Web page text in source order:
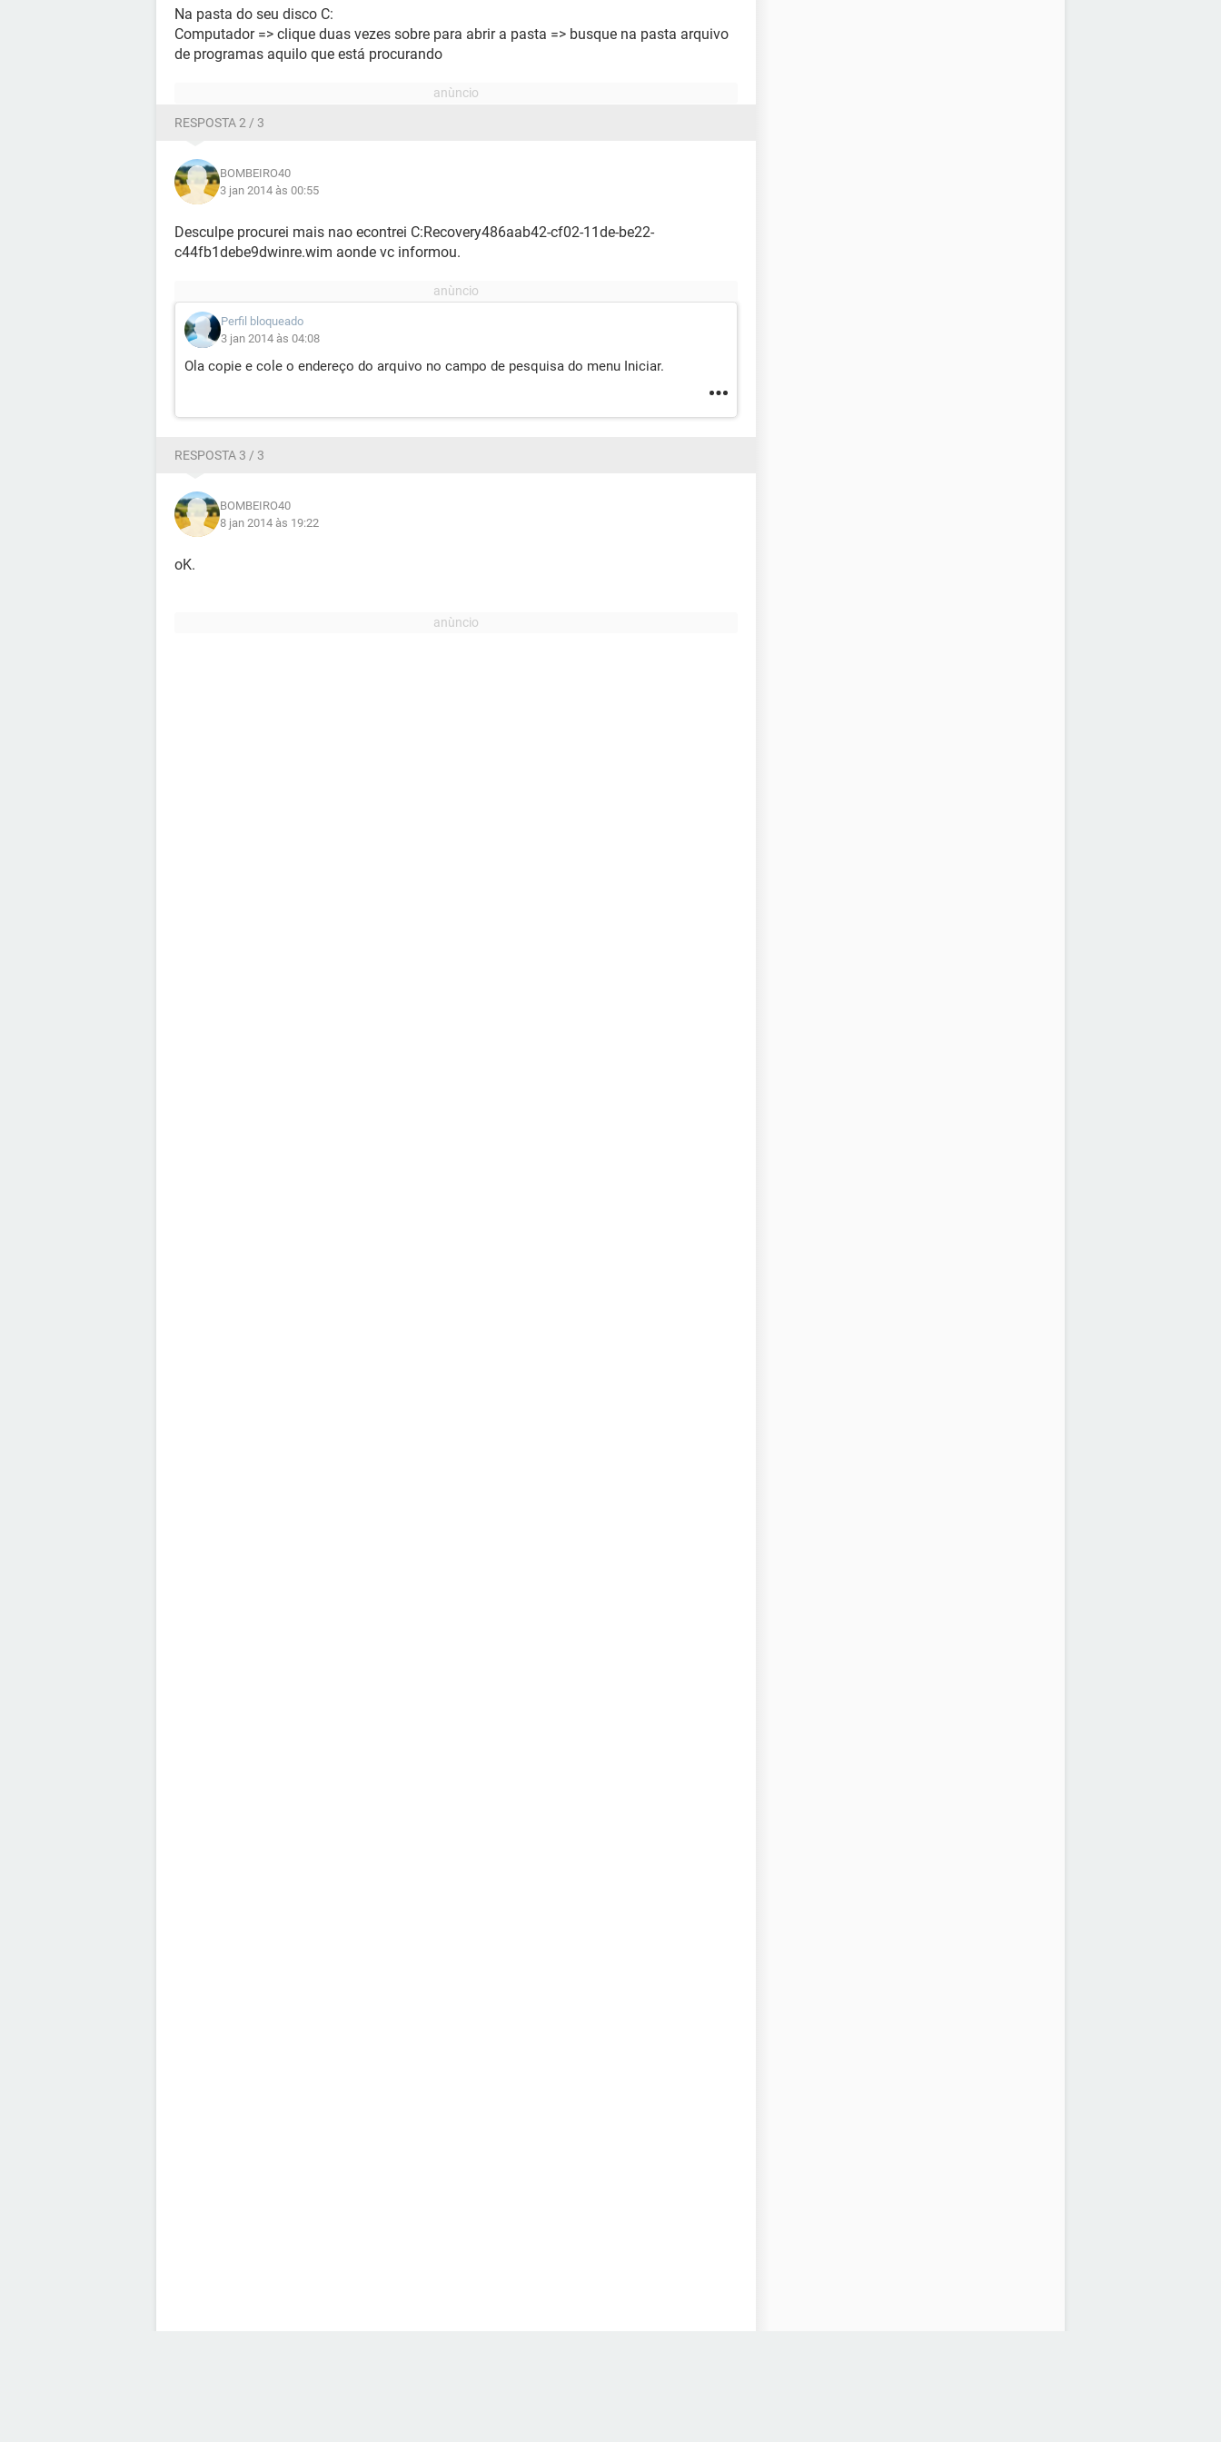
Na pasta do seu disco C:
Computador => clique duas vezes sobre para abrir a pasta => busque na pasta arquivo
de programas aquilo que está procurando
RESPOSTA 2 / 3
BOMBEIRO40
3 jan 2014 às 00:55
Desculpe procurei mais nao econtrei C:Recovery486aab42-cf02-11de-be22-
c44fb1debe9dwinre.wim aonde vc informou.
Perfil bloqueado
3 jan 2014 às 04:08
Ola copie e cole o endereço do arquivo no campo de pesquisa do menu Iniciar.
RESPOSTA 3 / 3
BOMBEIRO40
8 jan 2014 às 19:22
oK.